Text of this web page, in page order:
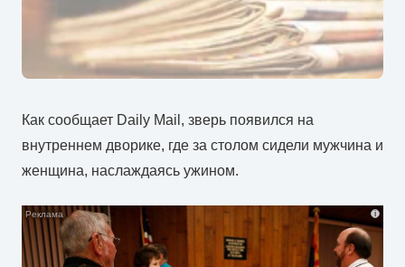
Как сообщает Daily Mail, зверь появился на
внутреннем дворике, где за столом сидели мужчина и
женщина, наслаждаясь ужином.
i